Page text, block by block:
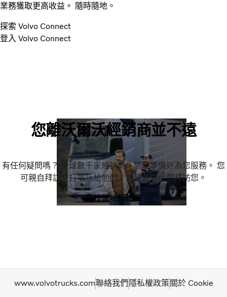
業務獲取更高收益。 隨時隨地。
探索 Volvo Connect
登入 Volvo Connect
您離沃爾沃經銷商並不遠
有任何疑問嗎？ 全球數千家經銷商，隨時準備好為您服務。 您
可親自拜訪、打電話給他們，或是要求他們拜訪您。
尋找當地經銷商
www.volvotrucks.com聯絡我們 隱私權政策關於 Cookie